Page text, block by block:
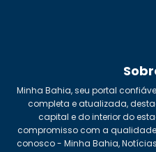
Minha Bahia, seu portal
completa e atualizada,
capital e do interior do
compromisso com a
conosco - Minha Bahia,